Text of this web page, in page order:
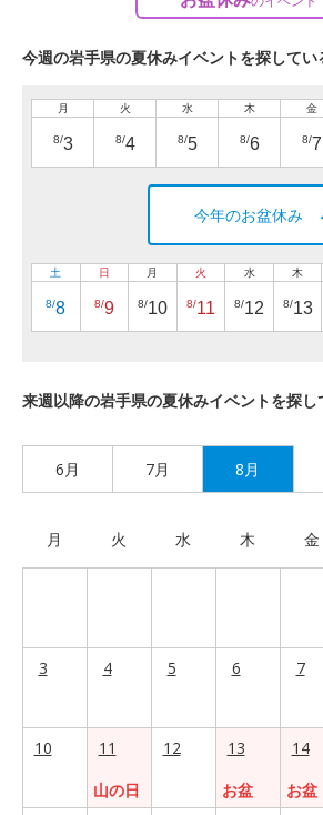
今週の岩手県の夏休みイベントを探してい
月
8/3
火
8/4
水
8/5
木
8/6
金
8/7
今年のお盆休み
土
8/8
日
8/9
月
8/10
火
8/11
水
8/12
木
8/13
来週以降の岩手県の夏休みイベントを探し
6月 7月 8月
月 火 水 木 金
3 4 5 6 7
10
11
山の日
12
13
お盆
14
お盆